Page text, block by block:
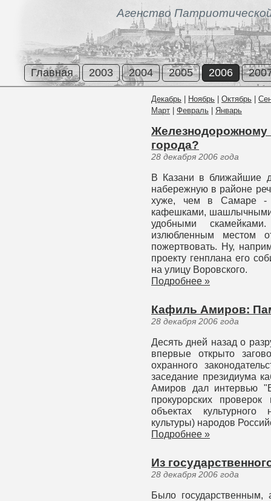
Агенство
Главная 2003 2004 2005 2006
Декабрь Ноябрь Октябрь
Март
Февраль Январь
Железнодорожному
города?
28 декабря 2006 года
В Казани в ближайшие
набережную в районе
хуже, чем в Самаре -
кафешками,
удобными
излюбленным местом
пожертвовать. Ну,
проекту генплана его
на улицу Воровского.
Подробнее »
Кафиль Амиров:
28 декабря 2006 года
Десять дней назад о
впервые открыто
охранного
заседание президиума
Амиров дал интервью
прокурорских
объектах
культуры) народов
Подробнее »
Из
28 декабря 2006 года
Было